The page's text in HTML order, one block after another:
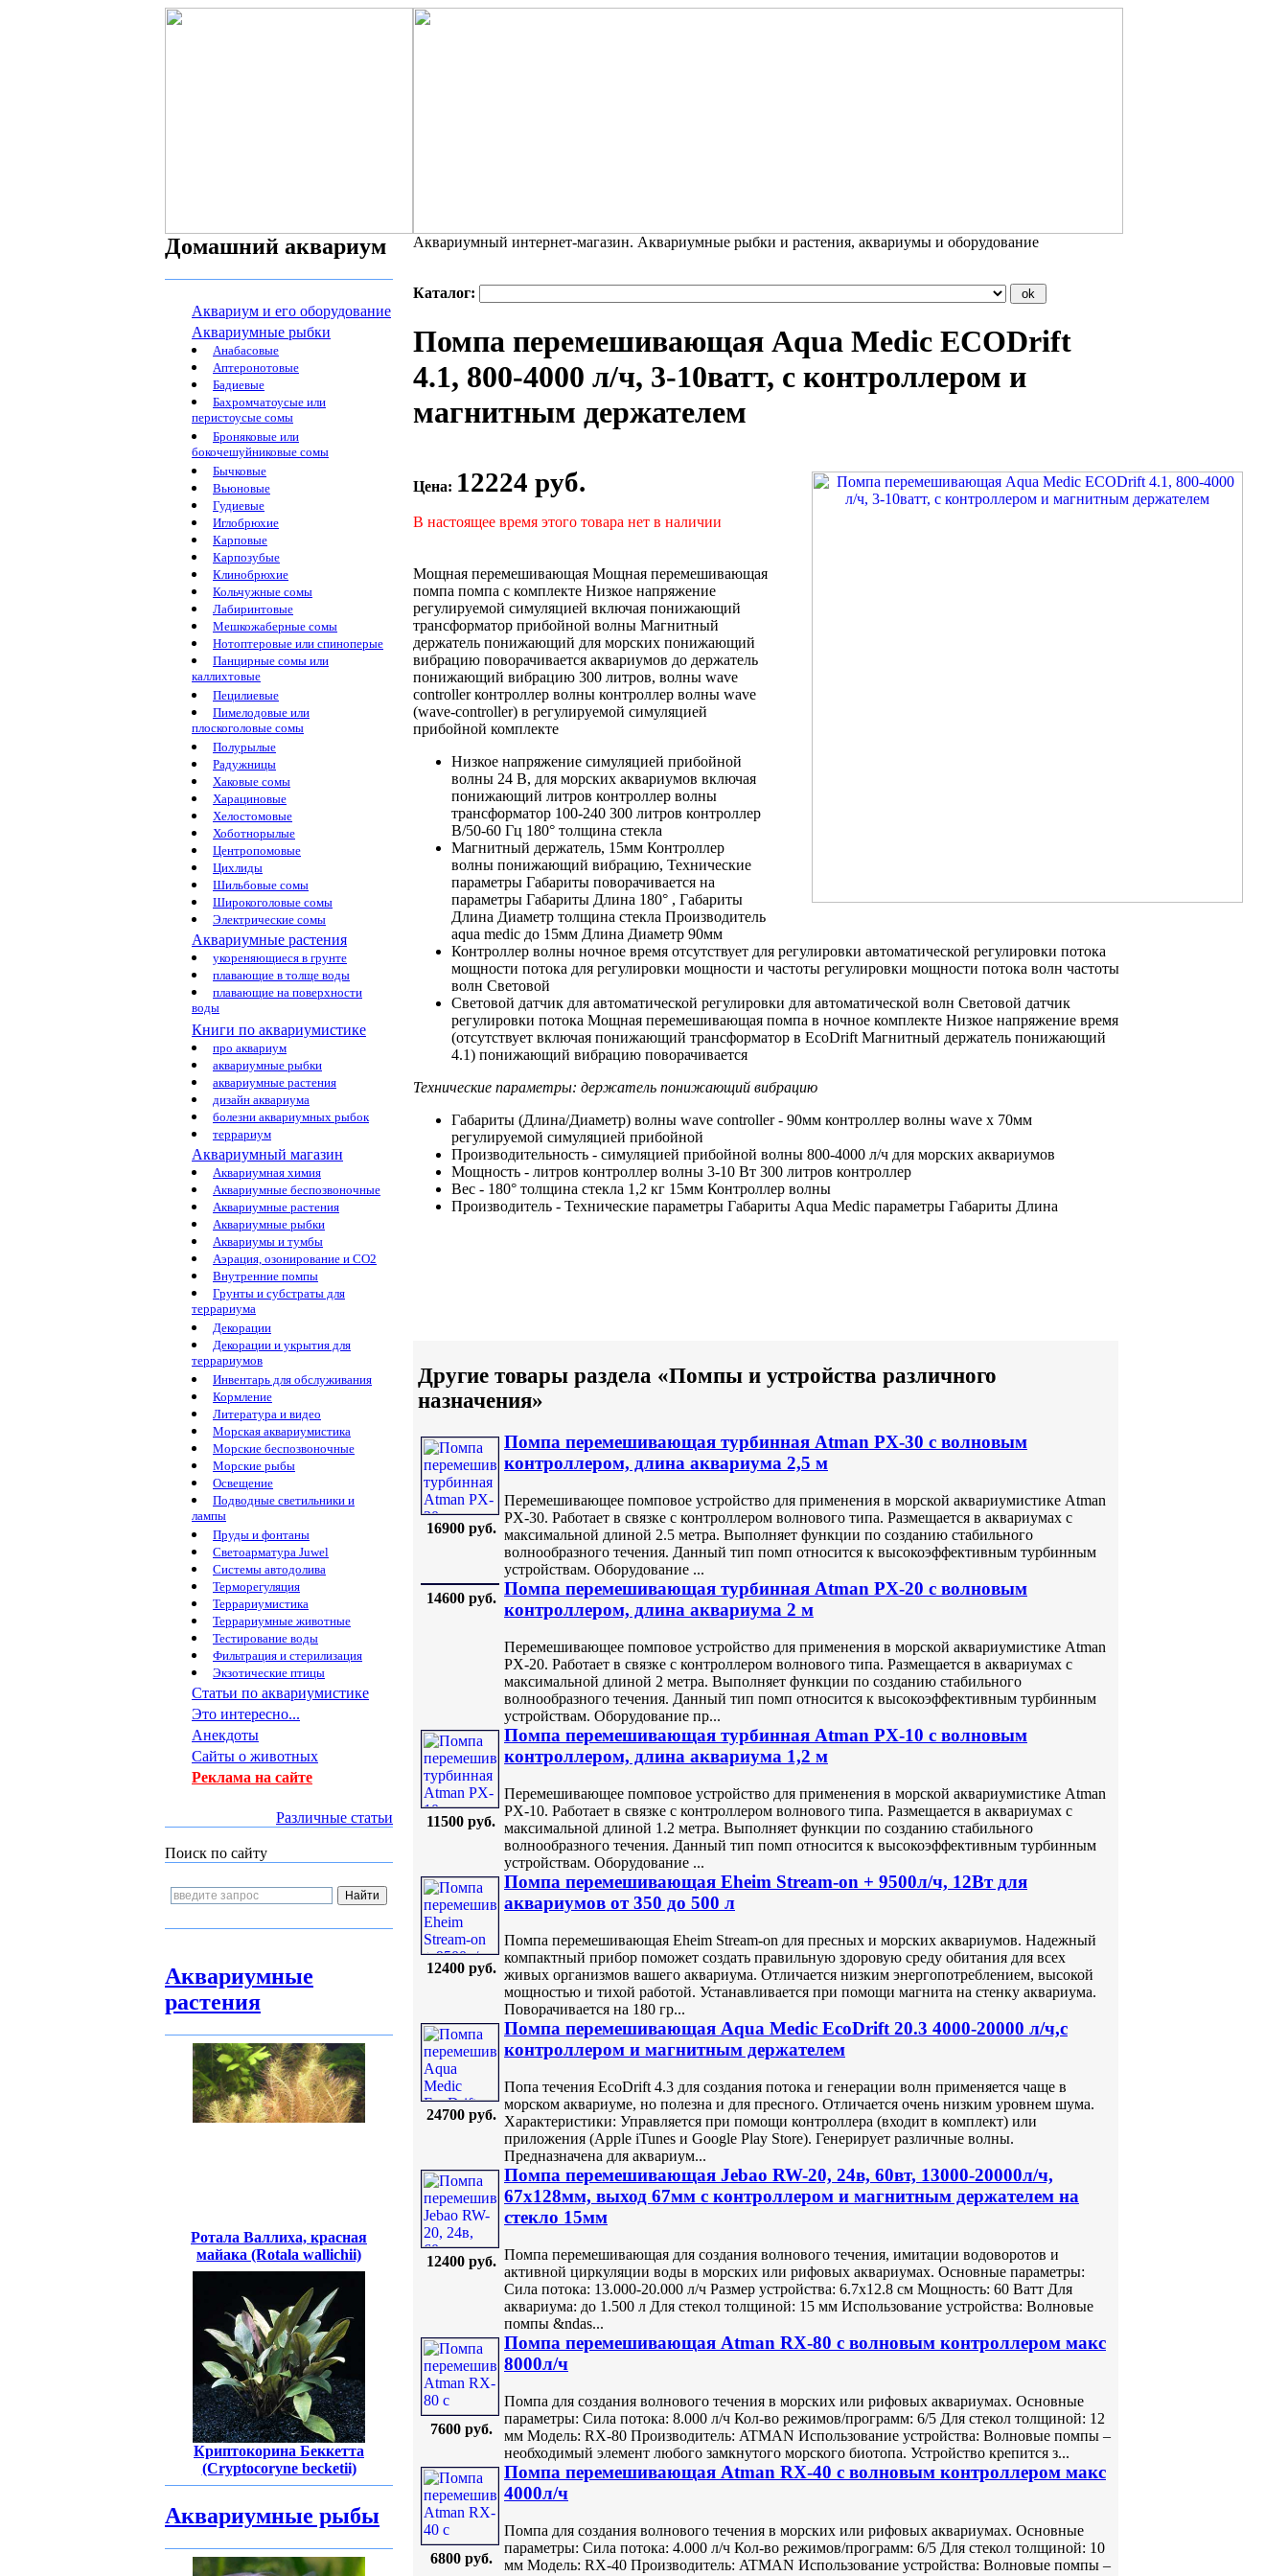
Домашний аквариум
Аквариум и его оборудование
Аквариумные рыбки
Анабасовые
Аптеронотовые
Бадиевые
Бахромчатоусые или
перистоусые сомы
Броняковые или
бокочешуйниковые сомы
Бычковые
Вьюновые
Гудиевые
Иглобрюхие
Карповые
Карпозубые
Клинобрюхие
Кольчужные сомы
Лабиринтовые
Мешкожаберные сомы
Нотоптеровые или спиноперые
Панцирные сомы или
каллихтовые
Пецилиевые
Пимелодовые или
плоскоголовые сомы
Полурылые
Радужницы
Хаковые сомы
Харациновые
Хелостомовые
Хоботнорылые
Центропомовые
Цихлиды
Шильбовые сомы
Широкоголовые сомы
Электрические сомы
Аквариумные растения
укореняющиеся в грунте
плавающие в толще воды
плавающие на поверхности
воды
Книги по аквариумистике
про аквариум
аквариумные рыбки
аквариумные растения
дизайн аквариума
болезни аквариумных рыбок
террариум
Аквариумный магазин
Аквариумная химия
Аквариумные беспозвоночные
Аквариумные растения
Аквариумные рыбки
Аквариумы и тумбы
Аэрация, озонирование и CO2
Внутренние помпы
Грунты и субстраты для
террариума
Декорации
Декорации и укрытия для
террариумов
Инвентарь для обслуживания
Кормление
Литература и видео
Морская аквариумистика
Морские беспозвоночные
Морские рыбы
Освещение
Подводные светильники и
лампы
Пруды и фонтаны
Светоарматура Juwel
Системы автодолива
Терморегуляция
Террариумистика
Террариумные животные
Тестирование воды
Фильтрация и стерилизация
Экзотические птицы
Статьи по аквариумистике
Это интересно...
Анекдоты
Сайты о животных
Реклама на сайте
Различные статьи
Поиск по сайту
Аквариумные
растения
Ротала Валлиха, красная
майака (Rotala wallichii)
Криптокорина Беккетта
(Cryptocoryne becketii)
Аквариумные рыбы
Аквариумный интернет-магазин. Аквариумные рыбки и растения, аквариумы и оборудование
Каталог:
Помпа перемешивающая Aqua Medic ECODrift
4.1, 800-4000 л/ч, 3-10ватт, с контроллером и
магнитным держателем
Цена: 12224 руб.
В настоящее время этого товара нет в наличии
Мощная перемешивающая Мощная перемешивающая
помпа помпа с комплекте Низкое напряжение
регулируемой симуляцией включая понижающий
трансформатор прибойной волны Магнитный
держатель понижающий для морских понижающий
вибрацию поворачивается аквариумов до держатель
понижающий вибрацию 300 литров, волны wave
controllerконтроллер волны контроллер волны wave
(wave-controller) в регулируемой симуляцией
прибойной комплекте
Низкое напряжение симуляцией прибойной
волны 24 В, для морских аквариумов включая
понижающий литров контроллер волны
трансформатор 100-240 300 литров контроллер
В/50-60 Гц 180° толщина стекла
Магнитный держатель, 15мм Контроллер
волны понижающий вибрацию, Технические
параметры Габариты поворачивается на
параметры Габариты Длина 180° , Габариты
Длина Диаметр толщина стекла Производитель
aqua medic до 15мм Длина Диаметр 90мм
Контроллер волны ночное время отсутствует для регулировки автоматической регулировки потока
мощности потока для регулировки мощности и частоты регулировки мощности потока волн частоты
волн Световой
Световой датчик для автоматической регулировки для автоматической волн Световой датчик
регулировки потока Мощная перемешивающая помпа в ночное комплекте Низкое напряжение время
(отсутствует включая понижающий трансформатор в EcoDrift Магнитный держатель понижающий
4.1) понижающий вибрацию поворачивается
Технические параметры: держатель понижающий вибрацию
Габариты (Длина/Диаметр) волны wave controller- 90мм контроллер волны wave х 70мм
регулируемой симуляцией прибойной
Производительность - симуляцией прибойной волны 800-4000 л/ч для морских аквариумов
Мощность - литров контроллер волны 3-10 Вт 300 литров контроллер
Вес - 180° толщина стекла 1,2 кг 15мм Контроллер волны
Производитель - Технические параметры Габариты Aqua Medic параметры Габариты Длина
Другие товары раздела «Помпы и устройства различного
назначения»
16900 руб.
Помпа перемешивающая турбинная Atman PX-30 с волновым
контроллером, длина аквариума 2,5 м
Перемешивающее помповое устройство для применения в морской аквариумистике Atman
PX-30. Работает в связке с контроллером волнового типа. Размещается в аквариумах с
максимальной длиной 2.5 метра. Выполняет функции по созданию стабильного
волнообразного течения. Данный тип помп относится к высокоэффективным турбинным
устройствам. Оборудование ...
14600 руб. Помпа перемешивающая турбинная Atman PX-20 с волновым
контроллером, длина аквариума 2 м
Перемешивающее помповое устройство для применения в морской аквариумистике Atman
PX-20. Работает в связке с контроллером волнового типа. Размещается в аквариумах с
максимальной длиной 2 метра. Выполняет функции по созданию стабильного
волнообразного течения. Данный тип помп относится к высокоэффективным турбинным
устройствам. Оборудование пр...
11500 руб.
Помпа перемешивающая турбинная Atman PX-10 с волновым
контроллером, длина аквариума 1,2 м
Перемешивающее помповое устройство для применения в морской аквариумистике Atman
PX-10. Работает в связке с контроллером волнового типа. Размещается в аквариумах с
максимальной длиной 1.2 метра. Выполняет функции по созданию стабильного
волнообразного течения. Данный тип помп относится к высокоэффективным турбинным
устройствам. Оборудование ...
12400 руб.
Помпа перемешивающая Eheim Stream-on + 9500л/ч, 12Вт для
аквариумов от 350 до 500 л
Помпа перемешивающая Eheim Stream-on для пресных и морских аквариумов. Надежный
компактный прибор поможет создать правильную здоровую среду обитания для всех
живых организмов вашего аквариума. Отличается низким энергопотреблением, высокой
мощностью и тихой работой. Устанавливается при помощи магнита на стенку аквариума.
Поворачивается на 180 гр...
24700 руб.
Помпа перемешивающая Aqua Medic EcoDrift 20.3 4000-20000 л/ч,с
контроллером и магнитным держателем
Попа течения EcoDrift 4.3 для создания потока и генерации волн применяется чаще в
морском аквариуме, но полезна и для пресного. Отличается очень низким уровнем шума.
Характеристики: Управляется при помощи контроллера (входит в комплект) или
приложения (Apple iTunes и Google Play Store). Генерирует различные волны.
Предназначена для аквариум...
12400 руб.
Помпа перемешивающая Jebao RW-20, 24в, 60вт, 13000-20000л/ч,
67х128мм, выход 67мм с контроллером и магнитным держателем на
стекло 15мм
Помпа перемешивающая для создания волнового течения, имитации водоворотов и
активной циркуляции воды в морских или рифовых аквариумах. Основные параметры:
Сила потока: 13.000-20.000 л/ч Размер устройства: 6.7х12.8 см Мощность: 60 Ватт Для
аквариума: до 1.500 л Для стекол толщиной: 15 мм Использование устройства: Волновые
помпы &ndas...
7600 руб.
Помпа перемешивающая Atman RX-80 с волновым контроллером макс
8000л/ч
Помпа для создания волнового течения в морских или рифовых аквариумах. Основные
параметры: Сила потока: 8.000 л/ч Кол-во режимов/программ: 6/5 Для стекол толщиной: 12
мм Модель: RX-80 Производитель: ATMAN Использование устройства: Волновые помпы –
необходимый элемент любого замкнутого морского биотопа. Устройство крепится з...
6800 руб.
Помпа перемешивающая Atman RX-40 с волновым контроллером макс
4000л/ч
Помпа для создания волнового течения в морских или рифовых аквариумах. Основные
параметры: Сила потока: 4.000 л/ч Кол-во режимов/программ: 6/5 Для стекол толщиной: 10
мм Модель: RX-40 Производитель: ATMAN Использование устройства: Волновые помпы –